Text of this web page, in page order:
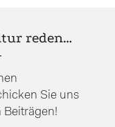
reden…
Sie uns
Beiträgen!